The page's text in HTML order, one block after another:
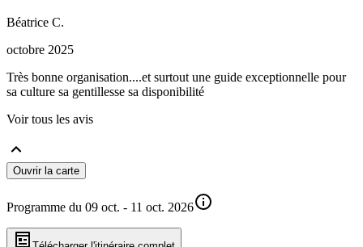
Béatrice C.
octobre 2025
Très bonne organisation....et surtout une guide exceptionnelle pour
sa culture sa gentillesse sa disponibilité
Voir tous les avis
Ouvrir la carte
Programme du 09 oct. - 11 oct. 2026